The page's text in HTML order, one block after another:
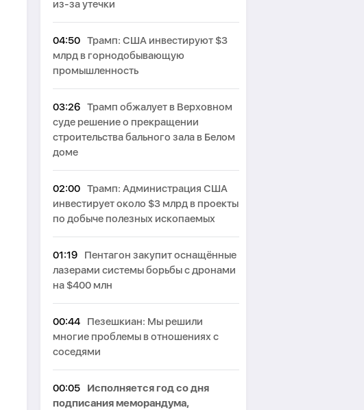
из-за утечки
04:50 Трамп: США инвестируют $3
млрд в горнодобывающую
промышленность
03:26 Трамп обжалует в Верховном
суде решение о прекращении
строительства бального зала в Белом
доме
02:00 Трамп: Администрация США
инвестирует около $3 млрд в проекты
по добыче полезных ископаемых
01:19
Пентагон закупит оснащённые
лазерами системы борьбы с дронами
на $400 млн
00:44
Пезешкиан: Мы решили
многие проблемы в отношениях с
соседями
00:05
Исполняется год со дня
подписания меморандума,